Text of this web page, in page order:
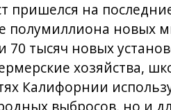
пришелся на
полумиллиона новых
тысяч новых
хозяйства,
Калифорнии